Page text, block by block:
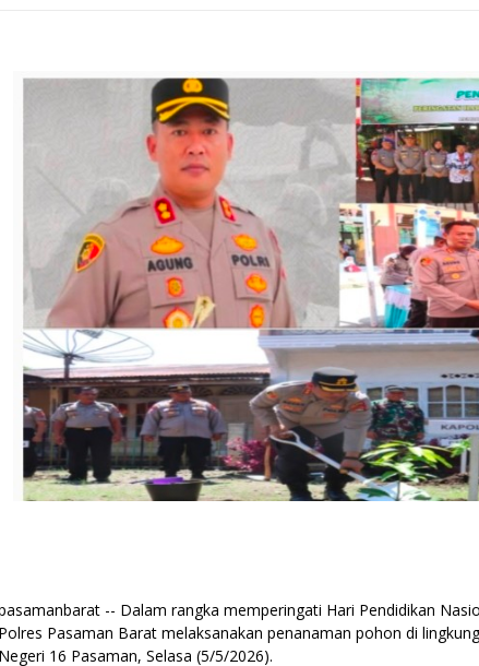
-- Dalam rangka memperingati Hari Pendidikan
Polres Pasaman Barat melaksanakan penanaman pohon di
Negeri 16 Pasaman, Selasa (5/5/2026).